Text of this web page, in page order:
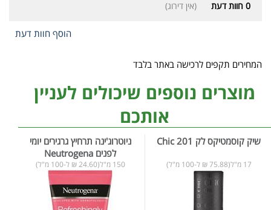
0 חוות דעת (אין דירוג)
הוסף חוות דעת
המחירים תקפים לרכישה באתר בלבד
מוצרים נוספים שיכולים לעניין
אותכם
שיק קוסמטיקס לק 201 Chic
17 מ"ל(75.88 ₪ ל-100 מ"ל)
ניוטרוג'ינה תרחיץ גרגירים יומי
לפנים Neutrogena
150 מ"ל(24.60 ₪ ל-100 מ"ל)